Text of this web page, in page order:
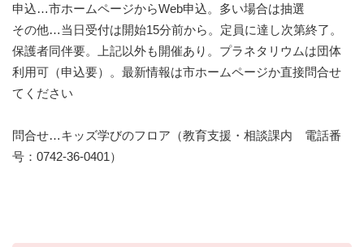
申込…市ホームページからWeb申込。多い場合は抽選
その他…当日受付は開始15分前から。定員に達し次第終了。
保護者同伴要。上記以外も開催あり。プラネタリウムは団体
利用可（申込要）。最新情報は市ホームページか直接問合せ
てください
問合せ…キッズ学びのフロア（教育支援・相談課内 電話番
号：0742-36-0401）